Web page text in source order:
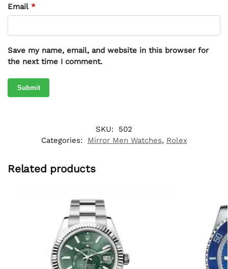
Email *
Save my name, email, and website in this browser for
the next time I comment.
SKU:
502
Categories:
Mirror Men Watches, Rolex
Related products